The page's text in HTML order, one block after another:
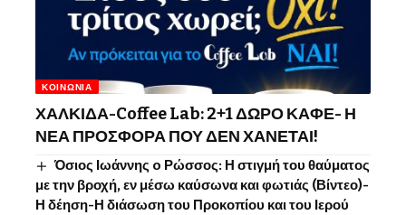
ΚΟΙΝΩΝΊΑ
ΧΑΛΚΙΔΑ-Coffee Lab: 2+1 ΔΩΡΟ ΚΑΦΕ- Η
ΝΕΑ ΠΡΟΣΦΟΡΑ ΠΟΥ ΔΕΝ ΧΑΝΕΤΑΙ!
Όσιος Ιωάννης o Ρώσσος: Η στιγμή του θαύματος
με την βροχή, εν μέσω καύσωνα και φωτιάς (Βίντεο)-
Η δέηση-Η διάσωση του Προκοπίου και του Ιερού